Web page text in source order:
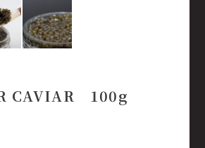
CAVIAR 100g